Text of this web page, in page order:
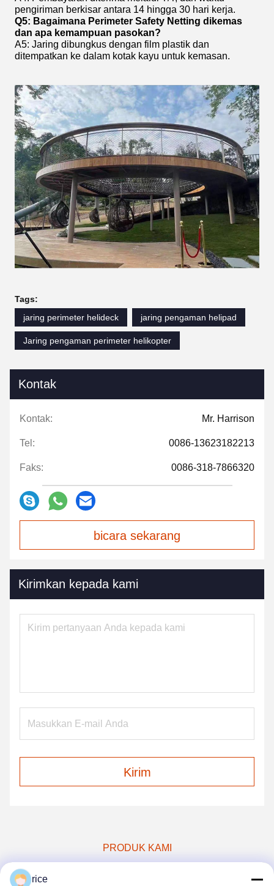
pengiriman berkisar antara 14 hingga 30 hari kerja.
Q5: Bagaimana Perimeter Safety Netting dikemas
dan apa kemampuan pasokan?
A5: Jaring dibungkus dengan film plastik dan
ditempatkan ke dalam kotak kayu untuk kemasan.
Tags:
jaring perimeter helideck
jaring pengaman helipad
Jaring pengaman perimeter helikopter
Kontak
Kontak: Mr. Harrison
Tel: 0086-13623182213
Faks: 0086-318-7866320
bicara sekarang
Kirimkan kepada kami
Kirim
PRODUK KAMI
rice